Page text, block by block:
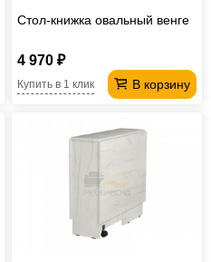
Стол-книжка овальный венге
4 970 ₽
В корзину
Купить в 1 клик